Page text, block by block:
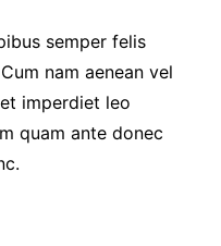
semper felis
nam aenean vel
imperdiet leo
quam ante donec